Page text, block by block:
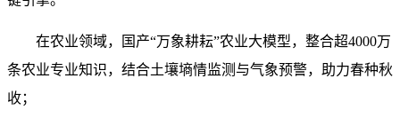
在农业领域，国产“万象耕耘”农业大模型，整合超4000万
条农业专业知识，结合土壤墒情监测与气象预警，助力春种秋
收；